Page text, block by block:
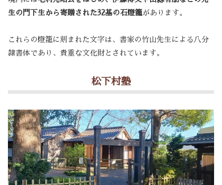
生の門下生から寄贈された32基の石燈籠があります。
これらの燈籠に刻まれた文字は、書家の竹山先生による八分
隷書体であり、貴重な文化財とされています。
松下村塾